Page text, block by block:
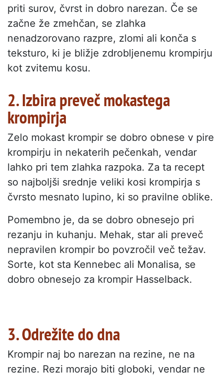
priti surov, čvrst in dobro narezan. Če se
začne že zmehčan, se zlahka
nenadzorovano razpre, zlomi ali konča s
teksturo, ki je bližje zdrobljenemu krompirju
kot zvitemu kosu.
2. Izbira preveč mokastega
krompirja
Zelo mokast krompir se dobro obnese v pire
krompirju in nekaterih pečenkah, vendar
lahko pri tem zlahka razpoka. Za ta recept
so najboljši srednje veliki kosi krompirja s
čvrsto mesnato lupino, ki so pravilne oblike.
Pomembno je, da se dobro obnesejo pri
rezanju in kuhanju. Mehak, star ali preveč
nepravilen krompir bo povzročil več težav.
Sorte, kot sta Kennebec ali Monalisa, se
dobro obnesejo za krompir Hasselback.
3. Odrežite do dna
Krompir naj bo narezan na rezine, ne na
rezine. Rezi morajo biti globoki, vendar ne